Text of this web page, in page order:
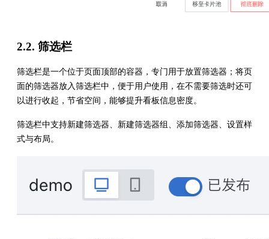
2.2. 筛选栏
筛选栏是一个位于页面顶部的容器，专门用于放置筛选器；将页
面的筛选器放入筛选栏中，便于用户使用，在不需要筛选时还可
以进行收起，节省空间，能够提升看板信息密度。
筛选栏中支持新建筛选器、新建筛选器组、添加筛选器、设置样
式与布局。